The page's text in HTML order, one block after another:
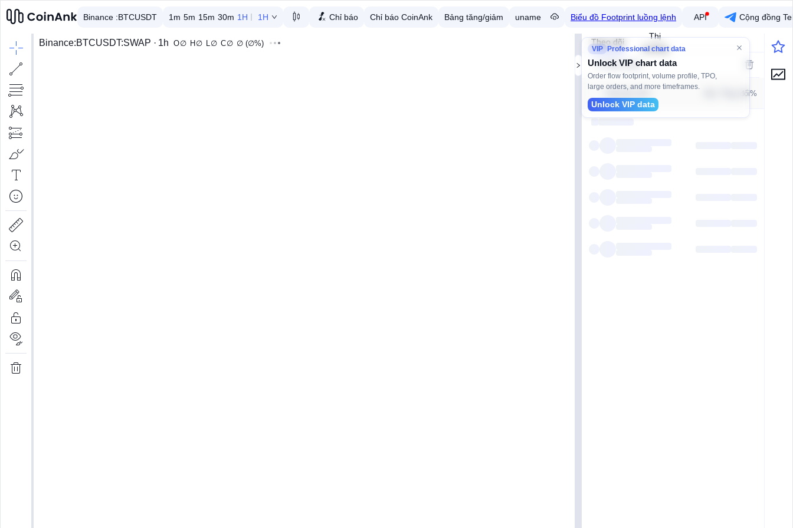
Binance :BTCUSDT 1m 5m 15m 30m 1H 1H Chỉ báo Chỉ báo CoinAnk Bảng tăng/giảm uname Biểu đồ Footprint luồng lệnh API Cộng đồng
VIP Professional chart data
Unlock VIP chart data
Order flow footprint, volume profile, TPO,
large orders, and more timeframes.
Unlock VIP data
Theo dõi
Thị
trường
Thêm nhóm
Thay đổi%